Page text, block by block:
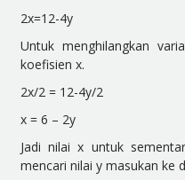
2x=12-4y
Untuk menghilangkan
koefisien x.
2x/2 = 12-4y/2
x = 6 – 2y
Jadi nilai x untuk
mencari nilai y masukan ke